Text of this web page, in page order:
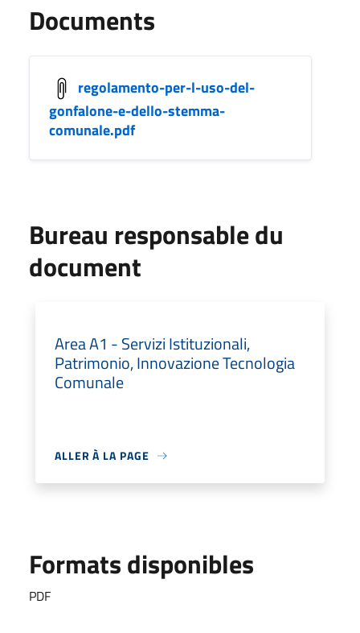
Documents
regolamento-per-l-uso-del-
gonfalone-e-dello-stemma-
comunale.pdf
Bureau responsable du
document
Area A1 - Servizi Istituzionali,
Patrimonio, Innovazione Tecnologia
Comunale
ALLER À LA PAGE
Formats disponibles
PDF